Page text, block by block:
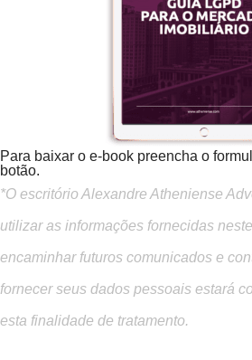
Para baixar o e-book preencha o
botão.
*O escritório Alexandre Atheniense
utilizar as informações fornecidas
encaminhar futuros comunicados e
fornecer seus dados pessoais estará
esta finalidade de tratamento.